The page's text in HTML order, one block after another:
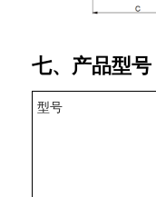
七、产品型号
型号